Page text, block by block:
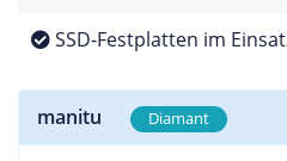
SSD-Festplatten im
manitu Diamant